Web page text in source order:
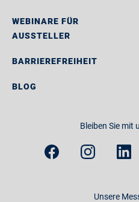
WEBINARE FÜR
AUSSTELLER
BARRIEREFREIHEIT
BLOG
Bleiben Sie mit
Unsere